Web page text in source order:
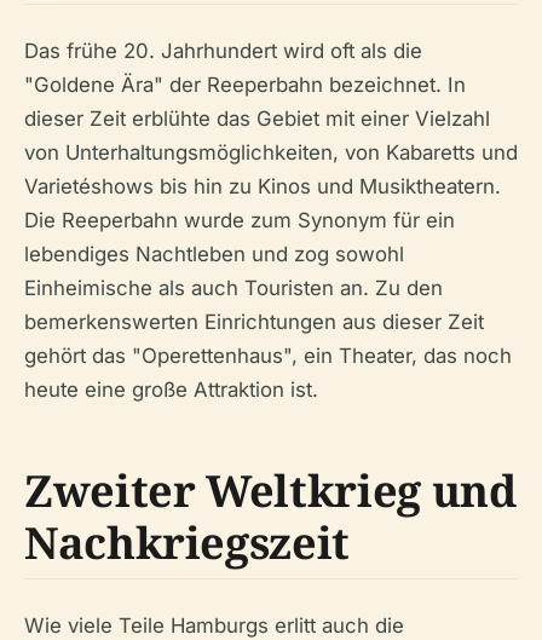
Das frühe 20. Jahrhundert wird oft als die
"Goldene Ära" der Reeperbahn bezeichnet. In
dieser Zeit erblühte das Gebiet mit einer Vielzahl
von Unterhaltungsmöglichkeiten, von Kabaretts und
Varietéshows bis hin zu Kinos und Musiktheatern.
Die Reeperbahn wurde zum Synonym für ein
lebendiges Nachtleben und zog sowohl
Einheimische als auch Touristen an. Zu den
bemerkenswerten Einrichtungen aus dieser Zeit
gehört das "Operettenhaus", ein Theater, das noch
heute eine große Attraktion ist.
Zweiter Weltkrieg und
Nachkriegszeit
Wie viele Teile Hamburgs erlitt auch die